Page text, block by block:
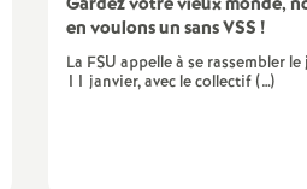
e
en voulons un sansVSS !
La FSU appelle à se rassembler
11 janvier, avec le collectif (…)